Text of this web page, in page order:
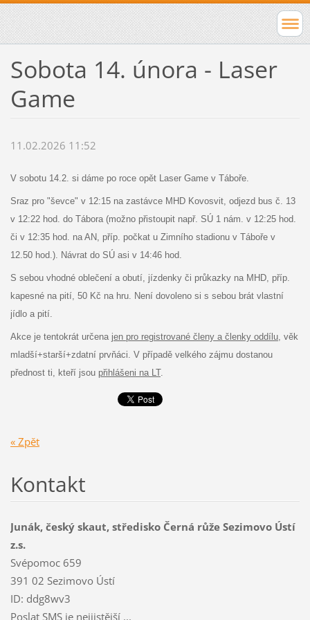
Sobota 14. února - Laser
Game
11.02.2026 11:52
V sobotu 14.2. si dáme po roce opět Laser Game v Táboře.
Sraz pro "ševce" v 12:15 na zastávce MHD Kovosvit, odjezd bus č. 13
v 12:22 hod. do Tábora (možno přistoupit např. SÚ 1 nám. v 12:25 hod.
či v 12:35 hod. na AN, příp. počkat u Zimního stadionu v Táboře v
12.50 hod.). Návrat do SÚ asi v 14:46 hod.
S sebou vhodné oblečení a obutí, jízdenky či průkazky na MHD, příp.
kapesné na pití, 50 Kč na hru. Není dovoleno si s sebou brát vlastní
jídlo a pití.
Akce je tentokrát určena jen pro registrované členy a členky oddílu, věk
mladší+starší+zdatní prvňáci. V případě velkého zájmu dostanou
přednost ti, kteří jsou přihlášeni na LT.
« Zpět
Kontakt
Junák, český skaut, středisko Černá růže Sezimovo Ústí
z.s.
Svépomoc 659
391 02 Sezimovo Ústí
ID: ddg8wv3
Poslat SMS je nejjistější ...